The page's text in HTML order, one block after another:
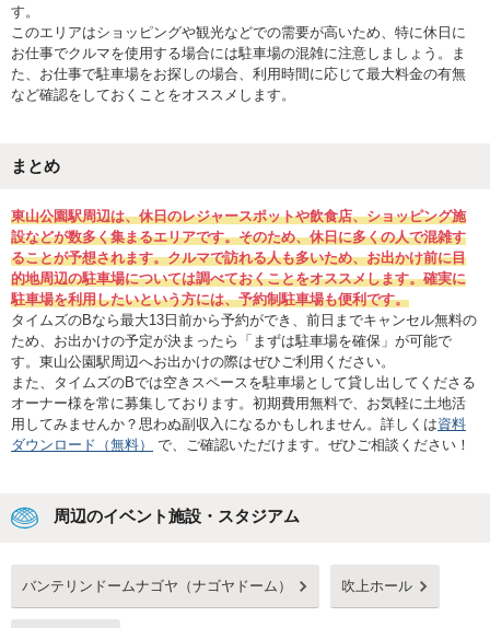
す。
このエリアはショッピングや観光などでの需要が高いため、特に休日に
お仕事でクルマを使用する場合には駐車場の混雑に注意しましょう。ま
た、お仕事で駐車場をお探しの場合、利用時間に応じて最大料金の有無
など確認をしておくことをオススメします。
まとめ
東山公園駅周辺は、休日のレジャースポットや飲食店、ショッピング施
設などが数多く集まるエリアです。そのため、休日に多くの人で混雑す
ることが予想されます。クルマで訪れる人も多いため、お出かけ前に目
的地周辺の駐車場については調べておくことをオススメします。確実に
駐車場を利用したいという方には、予約制駐車場も便利です。
タイムズのBなら最大13日前から予約ができ、前日までキャンセル無料の
ため、お出かけの予定が決まったら「まずは駐車場を確保」が可能で
す。東山公園駅周辺へお出かけの際はぜひご利用ください。
また、タイムズのBでは空きスペースを駐車場として貸し出してくださる
オーナー様を常に募集しております。初期費用無料で、お気軽に土地活
用してみませんか？思わぬ副収入になるかもしれません。詳しくは資料
ダウンロード（無料）
で、ご確認いただけます。ぜひご相談ください！
周辺のイベント施設・スタジアム
バンテリンドームナゴヤ（ナゴヤドーム） 吹上ホール